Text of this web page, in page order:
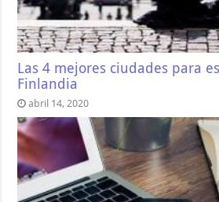
Las 4 mejores ciudades para
Finlandia
abril 14, 2020